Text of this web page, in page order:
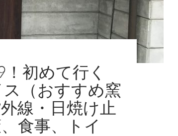
初めて行く
（おすすめ窯
線・日焼け止
食事、トイ